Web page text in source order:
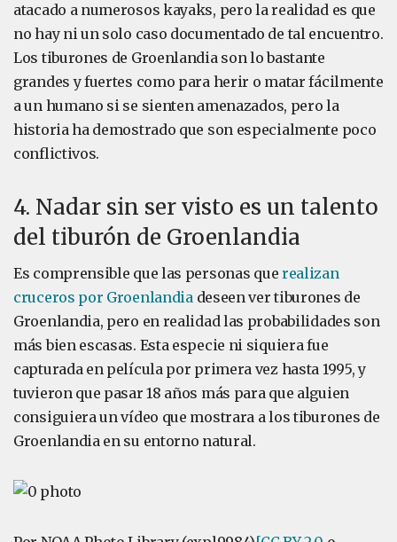
atacado a numerosos kayaks, pero la realidad es que
no hay ni un solo caso documentado de tal encuentro.
Los tiburones de Groenlandia son lo bastante
grandes y fuertes como para herir o matar fácilmente
a un humano si se sienten amenazados, pero la
historia ha demostrado que son especialmente poco
conflictivos.
4. Nadar sin ser visto es un talento
del tiburón de Groenlandia
Es comprensible que las personas que realizan
cruceros por Groenlandiadeseen ver tiburones de
Groenlandia, pero en realidad las probabilidades son
más bien escasas. Esta especie ni siquiera fue
capturada en película por primera vez hasta 1995, y
tuvieron que pasar 18 años más para que alguien
consiguiera un vídeo que mostrara a los tiburones de
Groenlandia en su entorno natural.